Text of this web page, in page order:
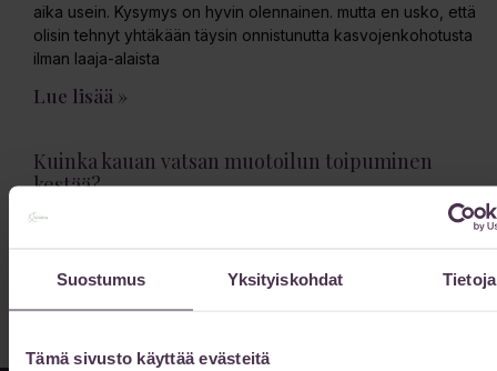
Suostumus Yksityiskohdat Tietoja
Tämä sivusto käyttää evästeitä
aika usein. Kysymys on hyvin olennainen. mutta en usko, että
olisin tehnyt yhtäkään täysin onnistunutta kasvojenkohotusta
ilman laaja-alaista
Lue lisää »
Kuinka kauan vatsan muotoilun toipuminen
kestää?
13/02/2026
Lue toipumisajan vaiheet ja nopeuttamiskeinot.
Lue lisää »